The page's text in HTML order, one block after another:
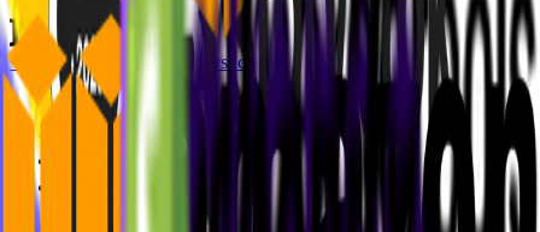
+49 8937001279 hello@mvst.co